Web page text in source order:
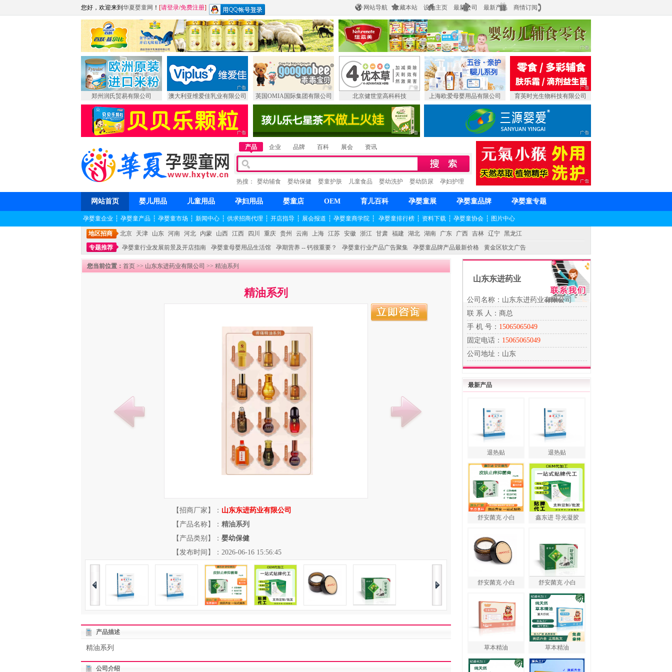
网站导航 收藏本站 设为主页 最新公司 最新产品 商情订阅
您好，欢迎来到 华夏婴童网 ！ [请登录/免费注册]
郑州润氏贸易有限公司 澳大利亚维爱佳乳业有限公司 英国OMIA国际集团有限公司 北京健世堂高科科技 上海欧爱母婴用品有限公司 育英时光生物科技有限公司
产品 企业 品牌 百科 展会 资讯
热搜： 婴幼辅食 婴幼保健 婴童护肤 儿童食品 婴幼洗护 婴幼防尿 孕妇护理
网站首页 婴儿用品 儿童用品 孕妇用品 婴童店 OEM 育儿百科 孕婴童展 孕婴童品牌 孕婴童专题
孕婴童企业 ┆ 孕婴童产品 ┆ 孕婴童市场 ┆ 新闻中心 ┆ 供求招商代理 ┆ 开店指导 ┆ 展会报道 ┆ 孕婴童商学院 ┆ 孕婴童排行榜 ┆ 资料下载 ┆ 孕婴童协会 ┆ 图片中心
地区招商 北京 天津 山东 河南 河北 内蒙 山西 江西 四川 重庆 贵州 云南 上海 江苏 安徽 浙江 甘肃 福建 湖北 湖南 广东 广西 吉林 辽宁 黑龙江
专题推荐
孕婴童行业发展前景及开店指南 孕婴童母婴用品生活馆 孕期营养 -- 钙很重要？ 孕婴童行业产品广告聚集 孕婴童品牌产品最新价格 黄金区软文广告
您当前位置： 首页 >> 山东东进药业有限公司 >> 精油系列
精油系列
【招商厂家】： 山东东进药业有限公司
【产品名称】： 精油系列
【产品类别】： 婴幼保健
【发布时间】：2026-06-16 15:56:45
产品描述
精油系列
公司介绍
山东东进药业
公司名称：山东东进药业有限公司
联 系 人：商总
手 机 号： 15065065049
固定电话： 15065065049
公司地址：山东
最新产品
退热贴 退热贴
舒安菌克 小白 鑫东进 导光凝胶
舒安菌克 小白 舒安菌克 小白
草本精油 草本精油